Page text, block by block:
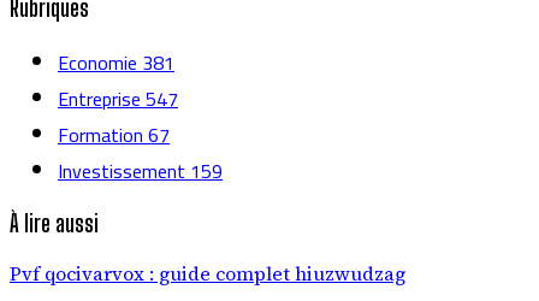
Rubriques
Economie381
Entreprise547
Formation67
Investissement159
À lire aussi
Pvf qocivarvox : guide complet hiuzwudzag